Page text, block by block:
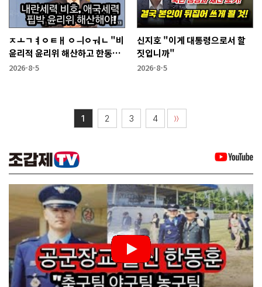
ㅈㅗㄱㅕㅇㅌㅐ ㅇㅢㅇㅝㄴ "비
윤리적 윤리위 해산하고 한동훈
복당 시켜야"
2026-8-5
신지호 "이게 대통령으로서 할
짓입니까"
2026-8-5
1 2 3 4 〉〉